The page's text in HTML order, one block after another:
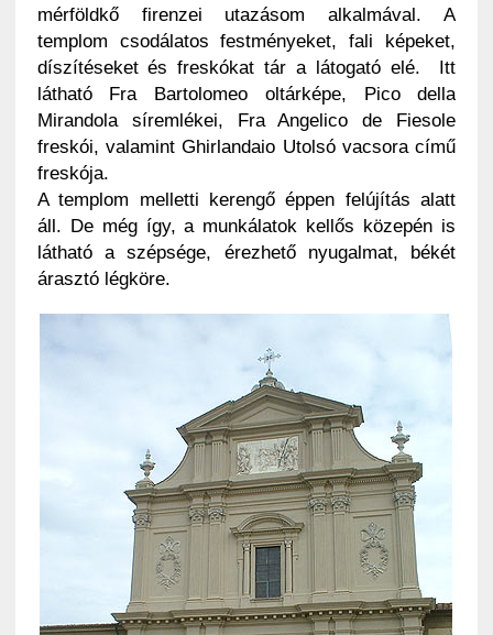
mérföldkő firenzei utazásom alkalmával. A
templom csodálatos festményeket, fali képeket,
díszítéseket és freskókat tár a látogató elé. Itt
látható Fra Bartolomeo oltárképe, Pico della
Mirandola síremlékei, Fra Angelico de Fiesole
freskói, valamint Ghirlandaio Utolsó vacsora című
freskója.
A templom melletti kerengő éppen felújítás alatt
áll. De még így, a munkálatok kellős közepén is
látható a szépsége, érezhető nyugalmat, békét
árasztó légköre.